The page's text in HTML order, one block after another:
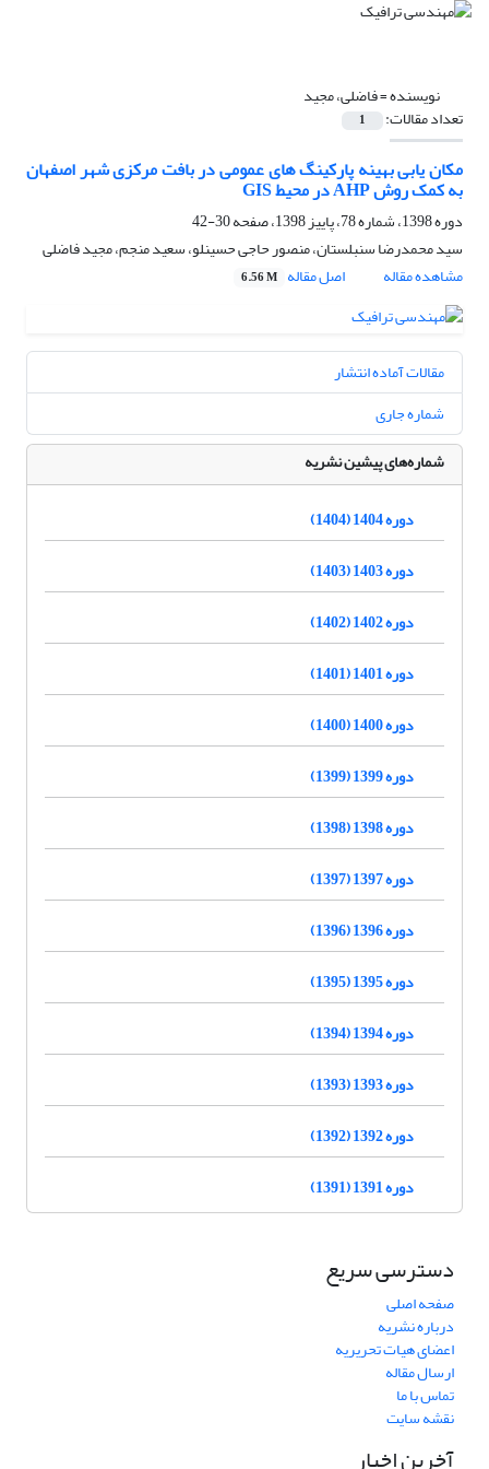
نویسنده =فاضلی، مجید
تعداد مقالات: 1
مکان یابی بهینه پارکینگ های عمومی در بافت مرکزی شهر اصفهان
به کمک روش AHP در محیط GIS
دوره 1398، شماره 78، پاییز 1398، صفحه
30-42
سید محمدرضا سنبلستان، منصور حاجی حسینلو، سعید منجم، مجید فاضلی
مشاهده مقاله
اصل مقاله 6.56 M
مقالات آماده انتشار
شماره جاری
شماره‌های پیشین نشریه
دوره 1404 (1404)
دوره 1403 (1403)
دوره 1402 (1402)
دوره 1401 (1401)
دوره 1400 (1400)
دوره 1399 (1399)
دوره 1398 (1398)
دوره 1397 (1397)
دوره 1396 (1396)
دوره 1395 (1395)
دوره 1394 (1394)
دوره 1393 (1393)
دوره 1392 (1392)
دوره 1391 (1391)
دسترسی سریع
صفحه اصلی
درباره نشریه
اعضای هیات تحریریه
ارسال مقاله
تماس با ما
نقشه سایت
آخرین اخبار